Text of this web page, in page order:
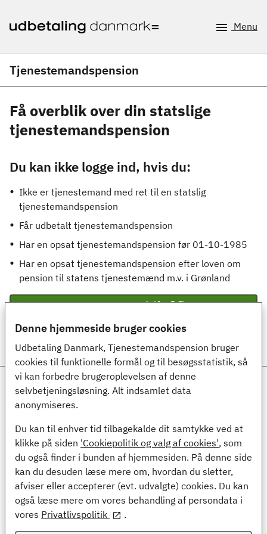
Denne hjemmeside bruger cookies
Udbetaling Danmark, Tjenestemandspension bruger
cookies til funktionelle formål og til besøgsstatistik, så
vi kan forbedre brugeroplevelsen af denne
selvbetjeningsløsning. Alt indsamlet data
anonymiseres.
Du kan til enhver tid tilbagekalde dit samtykke ved at
klikke på siden 'Cookiepolitik og valg af cookies', som
du også finder i bunden af hjemmesiden. På denne side
kan du desuden læse mere om, hvordan du sletter,
afviser eller accepterer (evt. udvalgte) cookies. Du kan
også læse mere om vores behandling af persondata i
vores Privatlivspolitik .
Menu
Tjenestemandspension
Få overblik over din statslige
tjenestemandspension
Du kan ikke logge ind, hvis du:
Ikke er tjenestemand med ret til en statslig
tjenestemandspension
Får udbetalt tjenestemandspension
Har en opsat tjenestemandspension før 01-10-1985
Har en opsat tjenestemandspension efter loven om
pension til statens tjenestemænd m.v. i Grønland
Log ind med
Ansvarlig myndighed
Udbetaling Danmark, Tjenestemandspension
Kongens Vænge 8
3400 Hillerød
Kontakt
(+45) 70 12 32 00
Digital post til Tjenestemandspension
Webtilgængelighed og cookies